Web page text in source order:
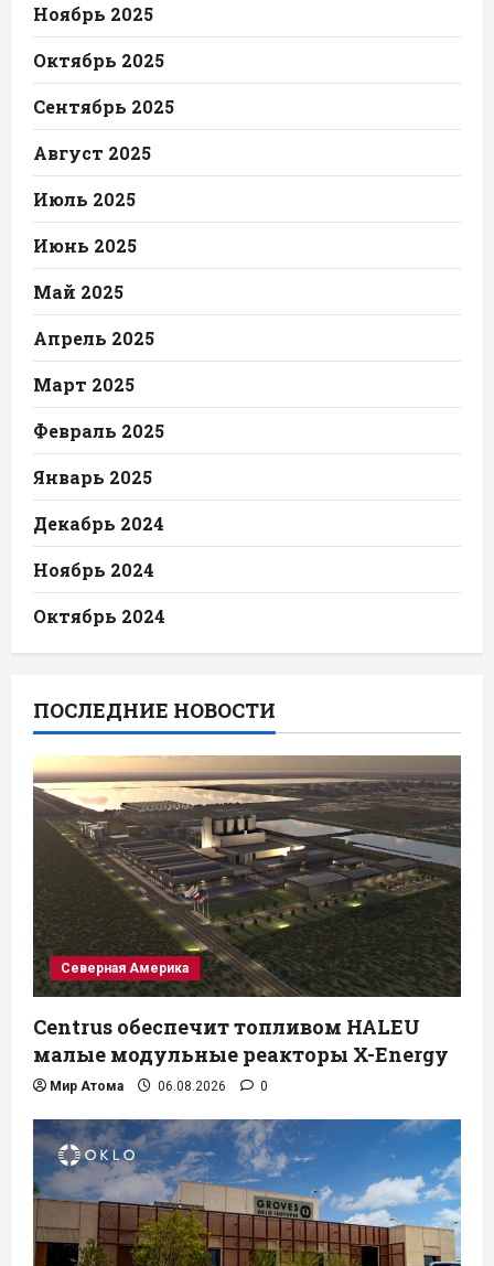
Ноябрь 2025
Октябрь 2025
Сентябрь 2025
Август 2025
Июль 2025
Июнь 2025
Май 2025
Апрель 2025
Март 2025
Февраль 2025
Январь 2025
Декабрь 2024
Ноябрь 2024
Октябрь 2024
ПОСЛЕДНИЕ НОВОСТИ
Северная Америка
Centrus обеспечит топливом HALEU
малые модульные реакторы X-Energy
Мир Атома 06.08.2026 0